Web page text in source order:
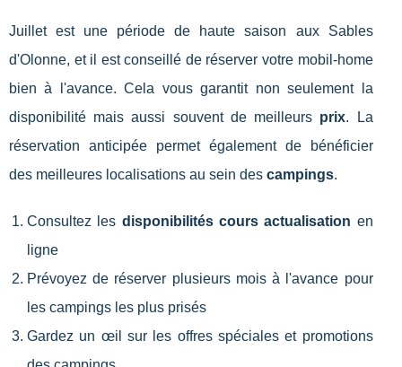
Juillet est une période de haute saison aux Sables
d'Olonne, et il est conseillé de réserver votre mobil-home
bien à l'avance. Cela vous garantit non seulement la
disponibilité mais aussi souvent de meilleurs prix. La
réservation anticipée permet également de bénéficier
des meilleures localisations au sein des campings.
Consultez les disponibilités cours actualisation en
ligne
Prévoyez de réserver plusieurs mois à l'avance pour
les campings les plus prisés
Gardez un œil sur les offres spéciales et promotions